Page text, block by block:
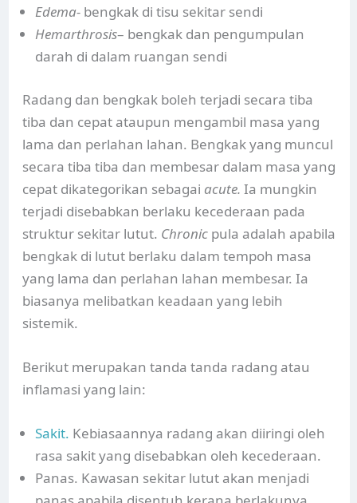
Edema- bengkak di tisu sekitar sendi
Hemarthrosis– bengkak dan pengumpulan
darah di dalam ruangan sendi
Radang dan bengkak boleh terjadi secara tiba
tiba dan cepat ataupun mengambil masa yang
lama dan perlahan lahan. Bengkak yang muncul
secara tiba tiba dan membesar dalam masa yang
cepat dikategorikan sebagai acute. Ia mungkin
terjadi disebabkan berlaku kecederaan pada
struktur sekitar lutut. Chronic pula adalah apabila
bengkak di lutut berlaku dalam tempoh masa
yang lama dan perlahan lahan membesar. Ia
biasanya melibatkan keadaan yang lebih
sistemik.
Berikut merupakan tanda tanda radang atau
inflamasi yang lain:
Sakit. Kebiasaannya radang akan diiringi oleh
rasa sakit yang disebabkan oleh kecederaan.
Panas. Kawasan sekitar lutut akan menjadi